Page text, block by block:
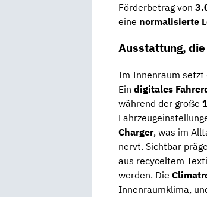
Förderbetrag von
eine normalisierte
Ausstattung,
Im Innenraum setzt
Ein digitales
während der große
Charger, was im
nervt. Sichtbar
aus recyceltem
werden. Die
Innenraumklima,